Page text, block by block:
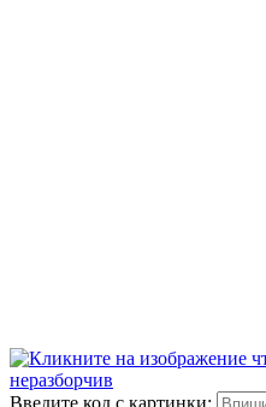
Введите код с картинки: